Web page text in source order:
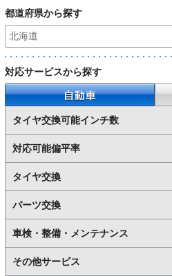
都道府県から探す
対応サービスから探す
自動車
タイヤ交換可能インチ数
対応可能偏平率
タイヤ交換
パーツ交換
車検・整備・メンテナンス
その他サービス